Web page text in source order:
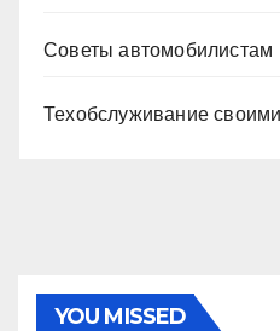
Советы автомобилистам
Техобслуживание
YOU MISSED